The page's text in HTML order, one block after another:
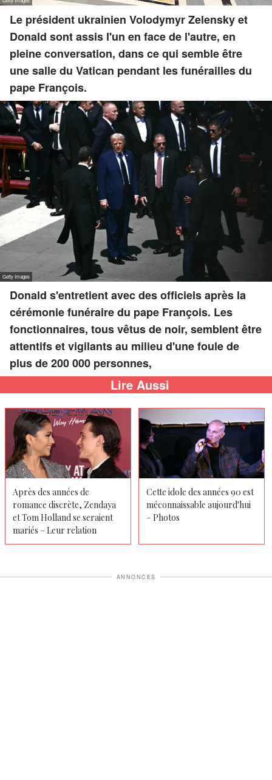
Le président ukrainien Volodymyr Zelensky et
Donald sont assis l'un en face de l'autre, en
pleine conversation, dans ce qui semble être
une salle du Vatican pendant les funérailles du
pape François.
Donald s'entretient avec des officiels après la
cérémonie funéraire du pape François. Les
fonctionnaires, tous vêtus de noir, semblent être
attentifs et vigilants au milieu d'une foule de
plus de 200 000 personnes,
Lire Aussi
Après des années de
romance discrète, Zendaya
et Tom Holland se seraient
mariés – Leur relation
Cette idole des années 90 est
méconnaissable aujourd'hui
– Photos
ANNONCES